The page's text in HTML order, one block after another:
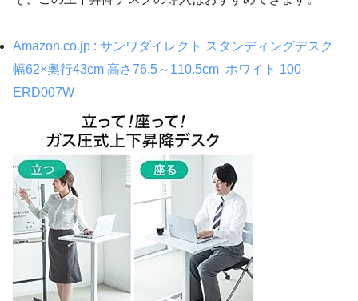
Amazon.co.jp : サンワダイレクト スタンディングデスク
幅62×奥行43cm 高さ76.5～110.5cm ホワイト 100-
ERD007W